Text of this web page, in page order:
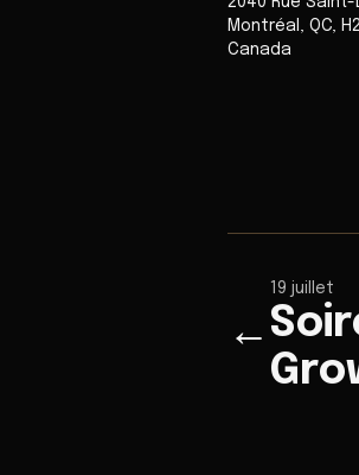
Montréal , QC,
Canada
←
19 juillet